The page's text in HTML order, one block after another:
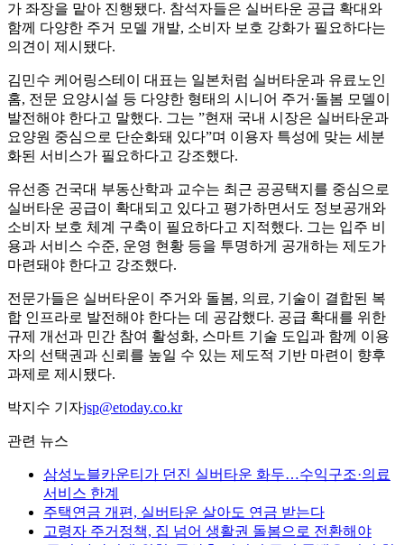
가 좌장을 맡아 진행됐다. 참석자들은 실버타운 공급 확대와
함께 다양한 주거 모델 개발, 소비자 보호 강화가 필요하다는
의견이 제시됐다.
김민수 케어링스테이 대표는 일본처럼 실버타운과 유료노인
홈, 전문 요양시설 등 다양한 형태의 시니어 주거·돌봄 모델이
발전해야 한다고 말했다. 그는 ”현재 국내 시장은 실버타운과
요양원 중심으로 단순화돼 있다”며 이용자 특성에 맞는 세분
화된 서비스가 필요하다고 강조했다.
유선종 건국대 부동산학과 교수는 최근 공공택지를 중심으로
실버타운 공급이 확대되고 있다고 평가하면서도 정보공개와
소비자 보호 체계 구축이 필요하다고 지적했다. 그는 입주 비
용과 서비스 수준, 운영 현황 등을 투명하게 공개하는 제도가
마련돼야 한다고 강조했다.
전문가들은 실버타운이 주거와 돌봄, 의료, 기술이 결합된 복
합 인프라로 발전해야 한다는 데 공감했다. 공급 확대를 위한
규제 개선과 민간 참여 활성화, 스마트 기술 도입과 함께 이용
자의 선택권과 신뢰를 높일 수 있는 제도적 기반 마련이 향후
과제로 제시됐다.
박지수 기자jsp@etoday.co.kr
관련 뉴스
삼성노블카운티가 던진 실버타운 화두…수익구조·의료
서비스 한계
주택연금 개편, 실버타운 살아도 연금 받는다
고령자 주거정책, 집 넘어 생활권 돌봄으로 전환해야